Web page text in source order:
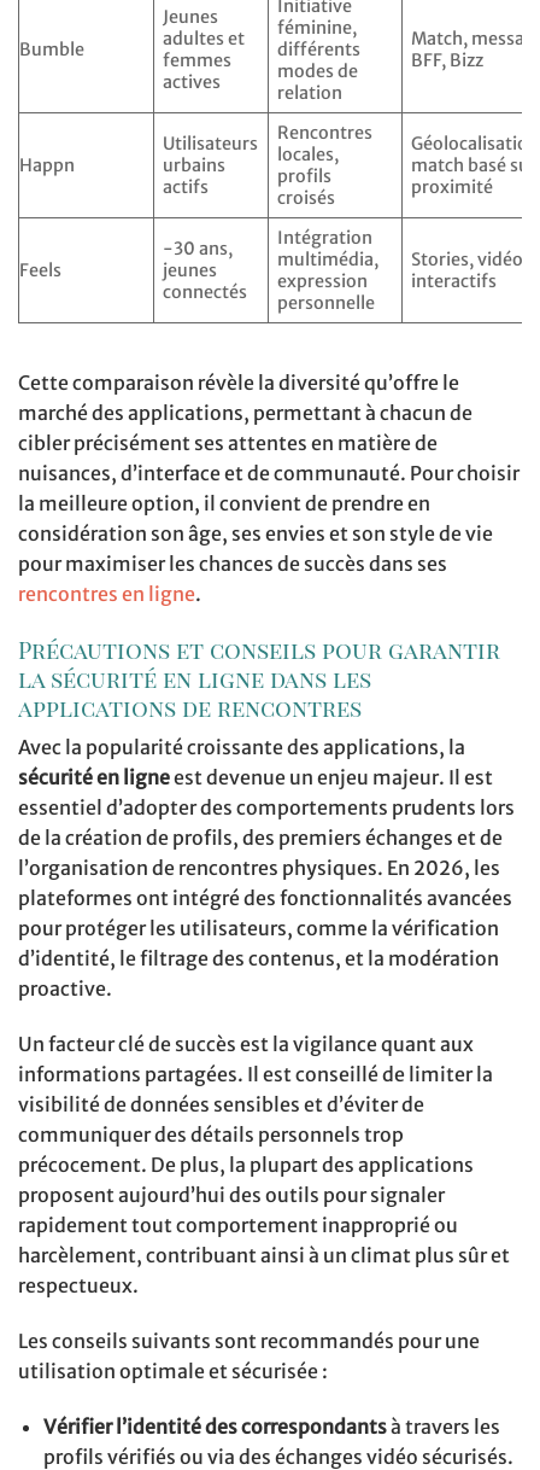
Bumble
Jeunes
adultes et
femmes
actives
Initiative
féminine,
différents
modes de
relation
Match,
BFF, Bizz
Happn
Utilisateurs
urbains
actifs
Rencontres
locales,
profils
croisés
match basé sur
proximité
Feels
-30 ans,
jeunes
connectés
Intégration
multimédia,
expression
personnelle
Stories,
interactifs
Cette comparaison révèle la diversité qu’offre le
marché des applications, permettant à chacun de
cibler précisément ses attentes en matière de
nuisances, d’interface et de communauté. Pour choisir
la meilleure option, il convient de prendre en
considération son âge, ses envies et son style de vie
pour maximiser les chances de succès dans ses
rencontres en ligne.
Précautions et conseils pour garantir
la sécurité en ligne dans les
applications de rencontres
Avec la popularité croissante des applications, la
sécurité en ligneest devenue un enjeu majeur. Il est
essentiel d’adopter des comportements prudents lors
de la création de profils, des premiers échanges et de
l’organisation de rencontres physiques. En 2026, les
plateformes ont intégré des fonctionnalités avancées
pour protéger les utilisateurs, comme la vérification
d’identité, le filtrage des contenus, et la modération
proactive.
Un facteur clé de succès est la vigilance quant aux
informations partagées. Il est conseillé de limiter la
visibilité de données sensibles et d’éviter de
communiquer des détails personnels trop
précocement. De plus, la plupart des applications
proposent aujourd’hui des outils pour signaler
rapidement tout comportement inapproprié ou
harcèlement, contribuant ainsi à un climat plus sûr et
respectueux.
Les conseils suivants sont recommandés pour une
utilisation optimale et sécurisée :
Vérifier l’identité des correspondantsà travers les
profils vérifiés ou via des échanges vidéo sécurisés.